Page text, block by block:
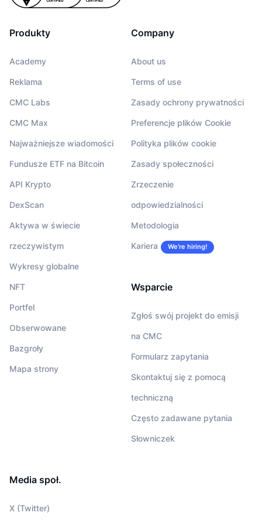
Produkty
Academy
Reklama
CMC Labs
CMC Max
Najważniejsze wiadomości
Fundusze ETF na Bitcoin
API Krypto
DexScan
Aktywa w świecie
rzeczywistym
Wykresy globalne
NFT
Portfel
Obserwowane
Bazgroły
Mapa strony
Company
About us
Terms of use
Zasady ochrony prywatności
Preferencje plików Cookie
Polityka plików cookie
Zasady społeczności
Zrzeczenie
odpowiedzialności
Metodologia
Kariera We’re hiring!
Wsparcie
Zgłoś swój projekt do emisji
na CMC
Formularz zapytania
Skontaktuj się z pomocą
techniczną
Często zadawane pytania
Słowniczek
Media społ.
X (Twitter)